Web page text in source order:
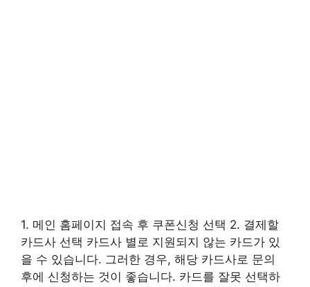
1. 메인 홈페이지 접속 후 쿠폰신청 선택 2. 결제할
카드사 선택 카드사 별로 지원되지 않는 카드가 있
을 수 있습니다. 그러한 경우, 해당 카드사로 문의
후에 신청하는 것이 좋습니다. 카드를 잘못 선택하